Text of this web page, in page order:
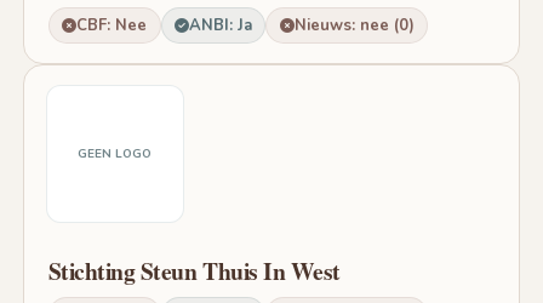
CBF: Nee ANBI: Ja Nieuws: nee (0)
GEEN LOGO
Stichting Steun Thuis In West